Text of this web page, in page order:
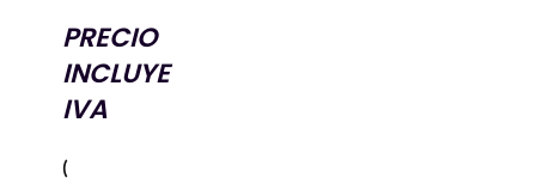
PRECIO
INCLUYE
IVA
(